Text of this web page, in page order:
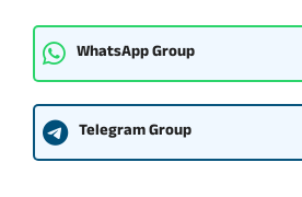
WhatsApp Group
Telegram Group